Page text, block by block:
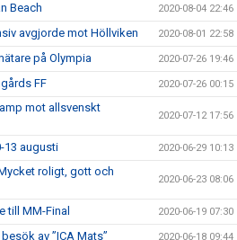
Beach 2020-08-04 22:46
avgjorde mot Höllviken 2020-08-01 22:58
på Olympia 2020-07-26 19:46
FF 2020-07-26 00:15
mot allsvenskt
2020-07-12 17:56
13 augusti 2020-06-29 10:13
roligt, gott och
2020-06-23 08:06
till MM-Final 2020-06-19 07:30
av ”ICA Mats” 2020-06-18 09:44